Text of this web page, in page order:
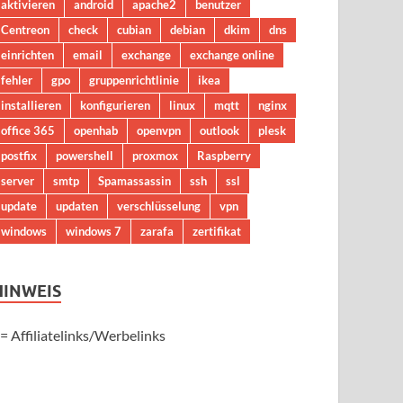
aktivieren android apache2
benutzer
Centreon
check cubian debian dkim
dns
einrichten
email exchange
exchange online
fehler
gpo gruppenrichtlinie
ikea
installieren
konfigurieren linux mqtt
nginx
office 365
openhab openvpn outlook
plesk
postfix
powershell proxmox
Raspberry
server
smtp Spamassassin ssh
ssl
update
updaten verschlüsselung
vpn
windows
windows 7 zarafa zertifikat
Affiliatelinks/Werbelinks